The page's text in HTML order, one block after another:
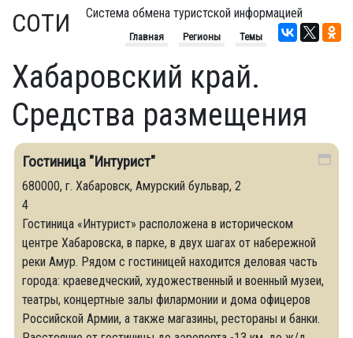
СОТИ Система обмена туристской информацией
Главная Регионы Темы
Хабаровский край.
Средства размещения
Гостиница "Интурист"
680000, г. Хабаровск, Амурский бульвар, 2
4
Гостиница «Интурист» расположена в историческом
центре Хабаровска, в парке, в двух шагах от набережной
реки Амур. Рядом с гостиницей находится деловая часть
города: краеведческий, художественный и военный музеи,
театры, концертные залы филармонии и дома офицеров
Российской Армии, а также магазины, рестораны и банки.